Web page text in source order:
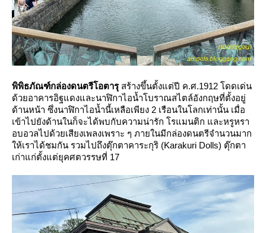
พิพิธภัณฑ์กล่องดนตรีโอตารุ สร้างขึ้นตั้งแต่ปี ค.ศ.1912 โดดเด่น
ด้วยอาคารอิฐแดงและนาฬิกาไอน้ำโบราณสไตล์อังกฤษที่ตั้งอยู่
ด้านหน้า ซึ่งนาฬิกาไอน้ำนี้เหลือเพียง 2 เรือนในโลกเท่านั้น เมื่อ
เข้าไปยังด้านในก็จะได้พบกับความน่ารัก โรแมนติก และหรูหรา
อบอวลไปด้วยเสียงเพลงเพราะ ๆ ภายในมีกล่องดนตรีจำนวนมาก
ห้เราได้ชมกัน รวมไปถึงตุ๊กตาคาระกุริ (Karakuri Dolls) ตุ๊กตา
เก่าแก่ตั้งแต่ยุคศตวรรษที่ 17